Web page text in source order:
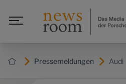
Pressemeldungen Audi